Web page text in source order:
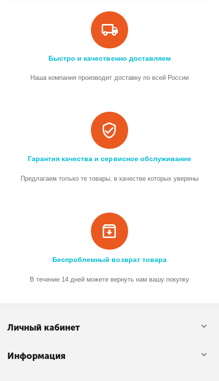
Быстро и качественно доставляем
Наша компания производит доставку по всей России
Гарантия качества и сервисное обслуживание
Предлагаем только те товары, в качестве которых уверены
Беспроблемный возврат товара
В течение 14 дней можете вернуть нам вашу покупку
Личный кабинет
Информация